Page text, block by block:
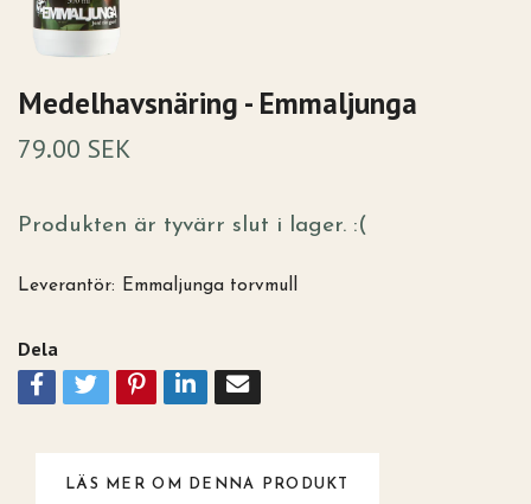
Medelhavsnäring - Emmaljunga
79.00 SEK
Produkten är tyvärr slut i lager. :(
Leverantör: Emmaljunga torvmull
Dela
LÄS MER OM DENNA PRODUKT